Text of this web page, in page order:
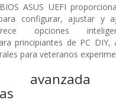
ASUS UEFI
configurar, ajustar y
opciones
principiantes de PC DIY,
para veteranos
avanzada